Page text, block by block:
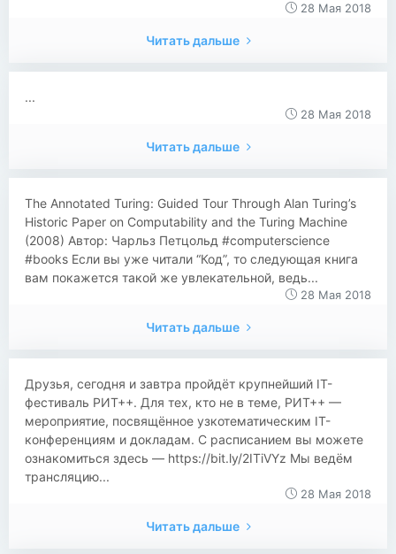
28 Мая 2018
Читать дальше
...
28 Мая 2018
Читать дальше
​​The Annotated Turing: Guided Tour Through Alan Turing’s
Historic Paper on Computability and the Turing Machine
(2008) Автор: Чарльз Петцольд #computerscience
#books Если вы уже читали “Код”, то следующая книга
вам покажется такой же увлекательной, ведь...
28 Мая 2018
Читать дальше
Друзья, сегодня и завтра пройдёт крупнейший IT-
фестиваль РИТ++. Для тех, кто не в теме, РИТ++ —
мероприятие, посвящённое узкотематическим IT-
конференциям и докладам. C расписанием вы можете
ознакомиться здесь — https://bit.ly/2ITiVYz Мы ведём
трансляцию...
28 Мая 2018
Читать дальше